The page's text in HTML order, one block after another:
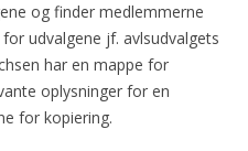
og finder medlemmerne
udvalgene jf. avlsudvalgets
har en mappe for
oplysninger for en
for kopiering.